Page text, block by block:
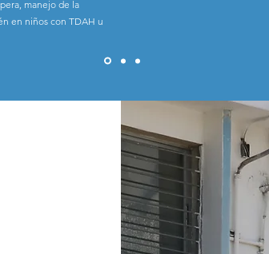
manejo de la
en niños con TDAH u